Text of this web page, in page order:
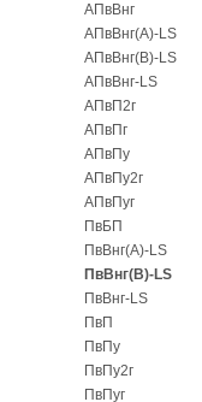
АПвВнг
АПвВнг(А)-LS
АПвВнг(В)-LS
АПвВнг-LS
АПвП2г
АПвПг
АПвПу
АПвПу2г
АПвПуг
ПвБП
ПвВнг(А)-LS
ПвВнг(В)-LS
ПвВнг-LS
ПвП
ПвПу
ПвПу2г
ПвПуг